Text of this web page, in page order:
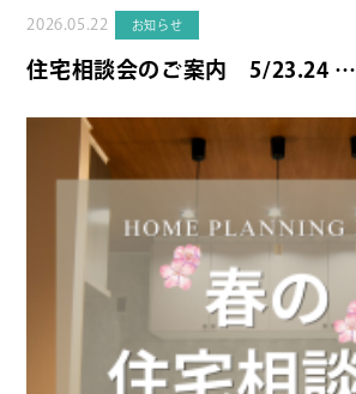
2026.05.22 お知らせ
住宅相談会のご案内 5/23.24 …